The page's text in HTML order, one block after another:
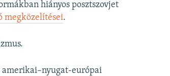
hiányos posztszovjet
megközelítései.
amerikai–nyugat-európai